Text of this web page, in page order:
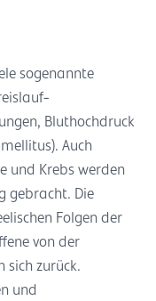
sogenannte
Bluthochdruck
Auch
und Krebs werden
gebracht. Die
Folgen der
von der
sich zurück.
und